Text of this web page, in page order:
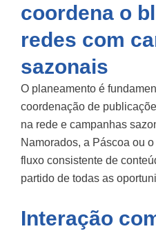
coordena o
redes com
sazonais
O planeamento é
coordenação de
na rede e campanhas
Namorados, a Páscoa ou
fluxo consistente de
partido de todas as
Interação